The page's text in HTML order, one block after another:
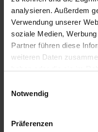
analysieren. Außerdem
Verwendung unserer
soziale Medien,
Partner führen diese
weiteren Daten
Notwendig
Präferenzen
Produkt
Print:FineArt
baryt
Bilderrahmen
Premium
montierten
Aufhänger: